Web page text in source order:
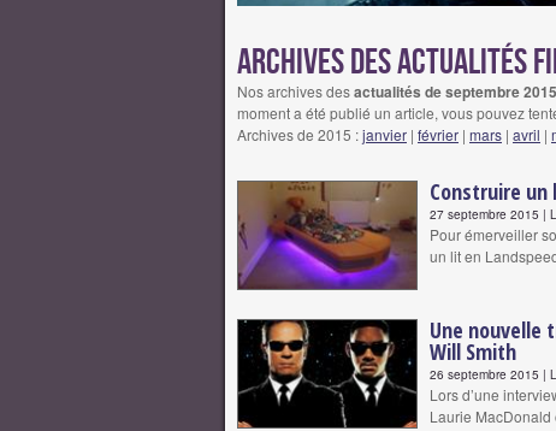
Archives des actualités
Nos archives desactualités de septembre
moment a été publié un article, vous pouvez
Archives de 2015 :janvier | février | mars | avril |
Construire
27 septembre 2015 |
Pour émerveiller
un lit en
Une nouvelle
Will Smith
26 septembre 2015 |
Lors d’une
Laurie MacDonald